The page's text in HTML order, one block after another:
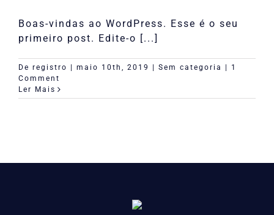
Boas-vindas ao WordPress. Esse é o seu
primeiro post. Edite-o [...]
De registro maio 10th, 2019 Sem categoria
1
Comment
Ler Mais